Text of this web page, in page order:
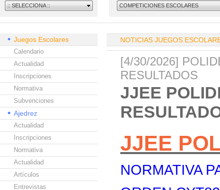
:: SELECCIONA :: COMPETICIONES ESCOLARES
Juegos Escolares
Calendario
Actualidad
Inscripciones
Normativa
Subvenciones
Ajedrez
Actualidad
Inscripciones
Normativa
Actualidad
Artículos
Entrevistas
NOTICIAS JUEGOS
[4/30/2026]
RESULTADOS
JJEE
JJEE
NORMATIVA